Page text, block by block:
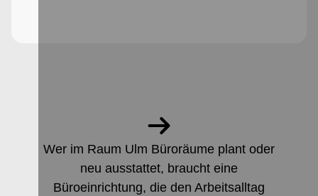
Wer im Raum Ulm Büroräume plant oder
neu ausstattet, braucht eine
Büroeinrichtung, die den Arbeitsalltag